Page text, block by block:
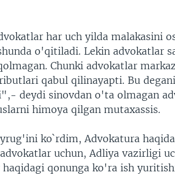
har uch yilda malakasini
o'qitiladi. Lekin advokatlar
Chunki advokatlar
qabul qilinayapti. Bu
deydi sinovdan o'ta olmagan
himoya qilgan mutaxassis.
ko`rdim, Advokatura
uchun, Adliya vazirligi
qonunga ko'ra ish